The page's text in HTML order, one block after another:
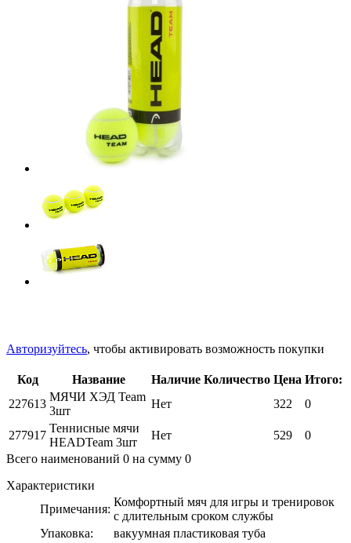
Авторизуйтесь, чтобы активировать возможность покупки
Код Название Наличие Количество Цена Итого:
227613
МЯЧИ ХЭД Team
3шт
Нет 322 0
277917
Теннисные мячи
HEADTeam 3шт
Нет 529
0
Всего наименований 0 на сумму 0
Характеристики
Примечания:
Комфортный мяч для игры и тренировок
с длительным сроком службы
Упаковка:
вакуумная пластиковая туба